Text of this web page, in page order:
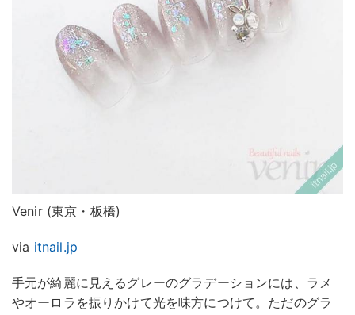
Venir (東京・板橋)
via itnail.jp
手元が綺麗に見えるグレーのグラデーションには、ラメ
やオーロラを振りかけて光を味方につけて。ただのグラ